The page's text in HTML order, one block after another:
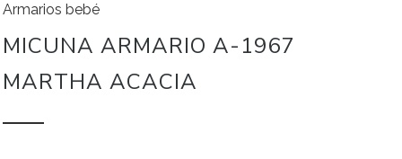
Armarios bebé
MICUNA ARMARIO A-1967
MARTHA ACACIA